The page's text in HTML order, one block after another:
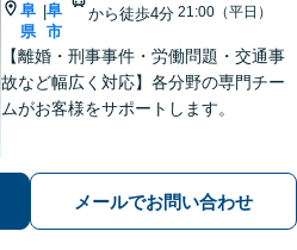
阜
県
|阜
市
から徒歩4分 21:00（平日）
【離婚・刑事事件・労働問題・交通事
故など幅広く対応】各分野の専門チー
ムがお客様をサポートします。
メールでお問い合わせ